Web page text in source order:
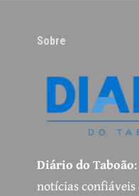
Sobre
Diário do Taboão
notícias